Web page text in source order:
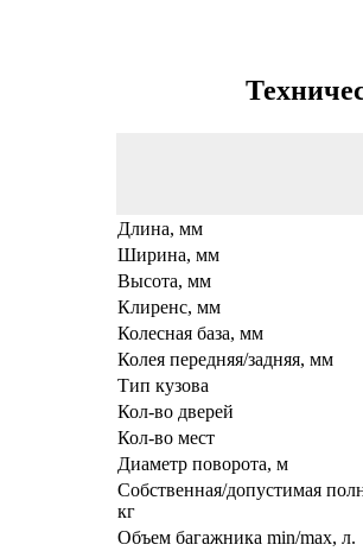
Длина, мм
Ширина, мм
Высота, мм
Клиренс, мм
Колесная база, мм
Колея передняя/задняя, мм
Тип кузова
Кол-во дверей
Кол-во мест
Диаметр поворота, м
Собственная/допустимая
кг
Объем багажника min/max, л.